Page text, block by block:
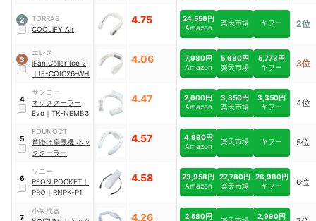
2
TORRAS
COOLiFY Air
4.75
24,556円
Amazon
楽天市場 ヤフー 2位
3
エレス
iFan Collar Ice 2
｜ IF-COIC26-WH
4.06
7,980円
Amazon
5,680円
楽天市場
5,773円
ヤフー
3位
4
サンコー
ネッククーラー
Evo ｜ TK-NEMB3
4.47
2,600円
Amazon
3,350円
楽天市場
3,350円
ヤフー
4位
5
FOUNOCT
首掛け扇風機 ネッ
ククーラー
4.57
4,990円
Amazon
楽天市場 ヤフー 5位
6
ソニー
REON POCKET ｜
PRO ｜ RNPK-P1
4.58
23,958円
Amazon
27,780円
楽天市場
26,980円
ヤフー
6位
7
小泉成器
4.26
2,580円
2,990円